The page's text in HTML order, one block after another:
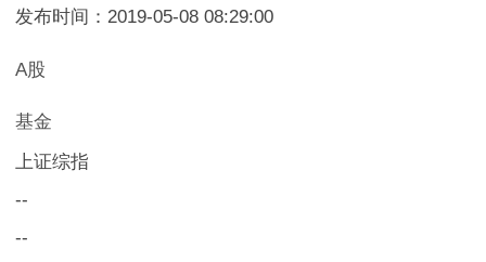
发布时间：2019-05-08 08:29:00
A股
基金
上证综指
--
--